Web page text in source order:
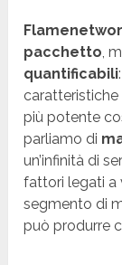
pacchetto ,
quantificabili
più potente
parliamo di
un’infinità di
fattori legati a
segmento di
può produrre